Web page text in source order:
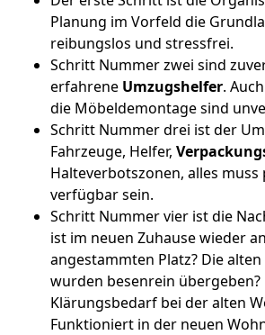
Planung im Vorfeld die
reibungslos und stressfrei.
Schritt Nummer zwei sind
erfahrene Umzugshelfer.
die Möbeldemontage sind
Schritt Nummer drei ist der
Fahrzeuge, Helfer,
Halteverbotszonen, alles muss
verfügbar sein.
Schritt Nummer vier ist die
ist im neuen Zuhause wieder
angestammten Platz? Die
wurden besenrein übergeben?
Klärungsbedarf bei der alten
Funktioniert in der neuen